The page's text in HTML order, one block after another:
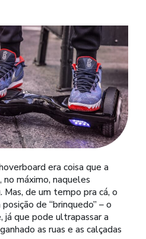
era coisa que a
máximo, naqueles
de um tempo pra cá, o
de “brinquedo” – o
já que pode ultrapassar a
as ruas e as calçadas